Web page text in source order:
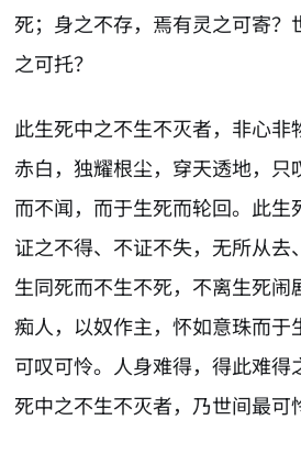
死；身之不存，焉有灵之可寄？
之可托？
此生死中之不生不灭者，非心非
赤白，独耀根尘，穿天透地，只
而不闻，而于生死而轮回。此生
证之不得、不证不失，无所从去
生同死而不生不死，不离生死闹
痴人，以奴作主，怀如意珠而于
可叹可怜。人身难得，得此难得
死中之不生不灭者，乃世间最可